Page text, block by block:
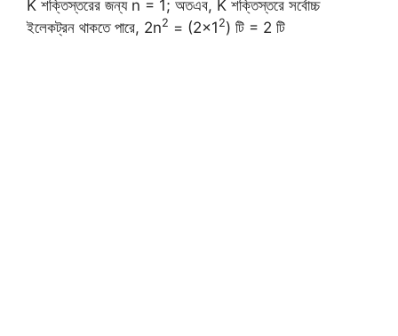
K শক্তিস্তরের জন্য n = 1; অতএব, K শক্তিস্তরে সর্বোচ্চ
ইলেকট্রন থাকতে পারে, 2n2 = (2×1 2) টি = 2 টি